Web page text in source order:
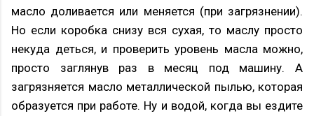
масло доливается или меняется (при загрязнении).
Но если коробка снизу вся сухая, то маслу просто
некуда деться, и проверить уровень масла можно,
просто заглянув раз в месяц под машину. А
загрязняется масло металлической пылью, которая
образуется при работе. Ну и водой, когда вы ездите